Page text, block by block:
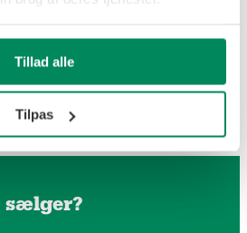
Tillad alle
Tilpas
Pris: 169.000
sælger?